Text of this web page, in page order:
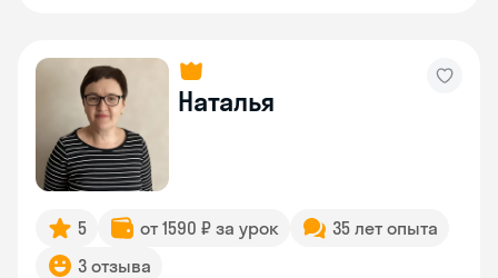
Наталья
5 от 1590 ₽ за урок
35 лет опыта
3 отзыва